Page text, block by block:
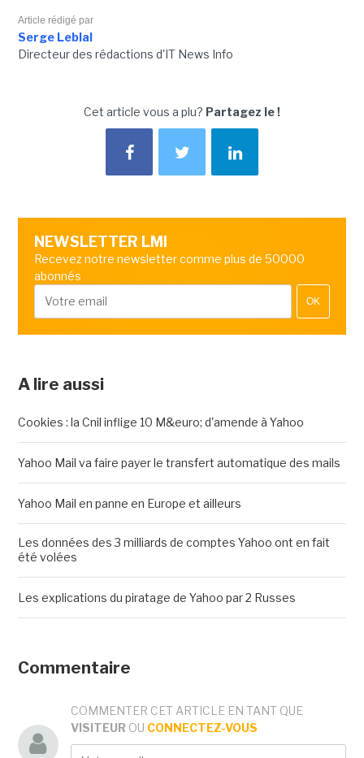
Article rédigé par
Serge Leblal
Directeur des rédactions d'IT News Info
Cet article vous a plu? Partagez le !
NEWSLETTER LMI
Recevez notre newsletter comme plus de 50000
abonnés
OK
A lire aussi
Cookies : la Cnil inflige 10 M&euro; d'amende à Yahoo
Yahoo Mail va faire payer le transfert automatique des mails
Yahoo Mail en panne en Europe et ailleurs
Les données des 3 milliards de comptes Yahoo ont en fait
été volées
Les explications du piratage de Yahoo par 2 Russes
Commentaire
COMMENTER CET ARTICLE EN TANT QUE
VISITEUR OU CONNECTEZ-VOUS